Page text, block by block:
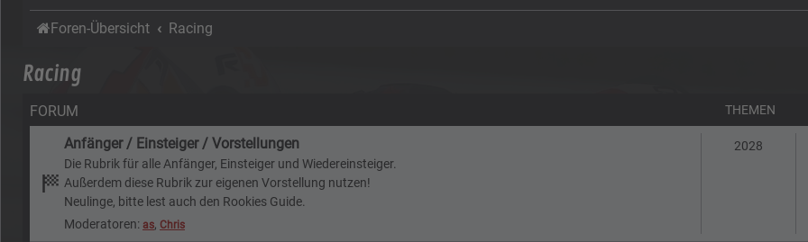
Foren-Übersicht Racing
Racing
FORUM THEMEN
Anfänger / Einsteiger / Vorstellungen
Die Rubrik für alle Anfänger, Einsteiger und Wiedereinsteiger.
Außerdem diese Rubrik zur eigenen Vorstellung nutzen!
Neulinge, bitte lest auch den Rookies Guide.
Moderatoren: as, Chris
2028